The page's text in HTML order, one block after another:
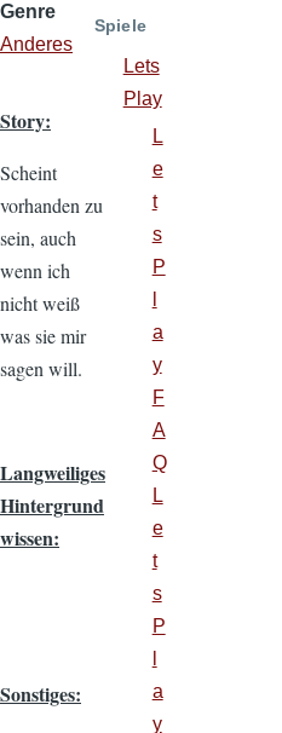
Genre
Anderes
Story:
Scheint
vorhanden zu
sein, auch
wenn ich
nicht weiß
was sie mir
sagen will.
Langweiliges
Hintergrund
wissen:
Sonstiges:
Spiele
Lets
Play
L
e
t
s
P
a
y
F
A
Q
L
e
t
s
P
a
y